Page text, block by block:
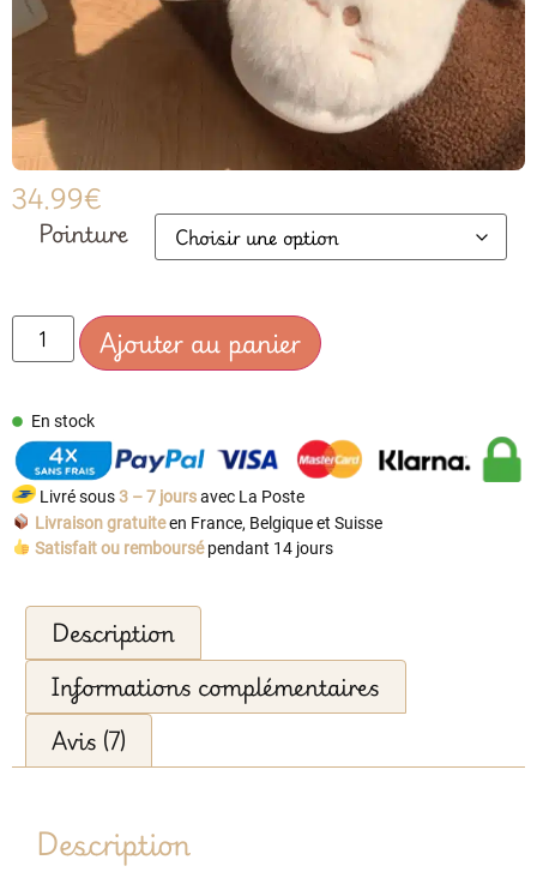
34.99€
Pointure
Ajouter au panier
En stock
Livré sous3 – 7 joursavec La Poste
Livraison gratuiteen France, Belgique et Suisse
Satisfait ou remboursépendant 14 jours
Description
Informations complémentaires
Avis (7)
Description